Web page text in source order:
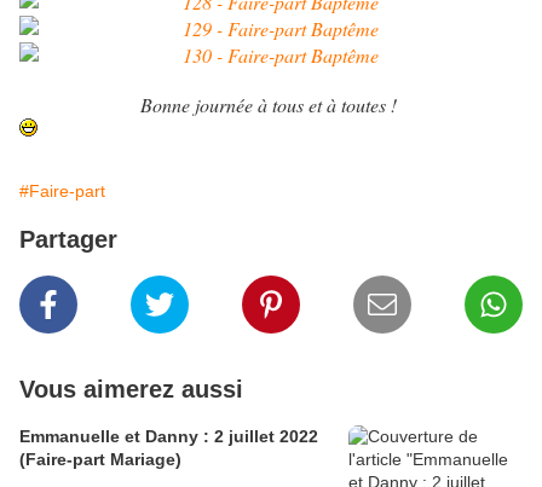
Bonne journée à tous et à toutes !
#Faire-part
Partager
Vous aimerez aussi
Emmanuelle et Danny : 2 juillet 2022
(Faire-part Mariage)